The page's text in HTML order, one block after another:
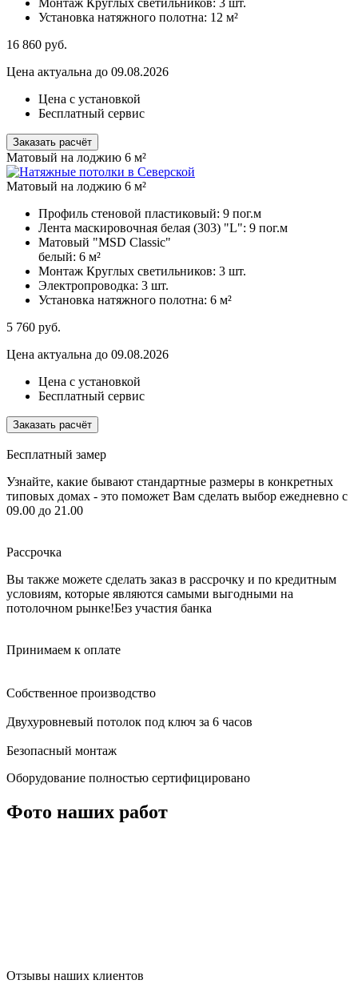
Монтаж Круглых светильников: 3 шт.
Установка натяжного полотна: 12 м²
16 860 руб.
Цена актуальна до 09.08.2026
Цена с установкой
Бесплатный сервис
Заказать расчёт
Матовый на лоджию 6 м²
Матовый на лоджию 6 м²
Профиль стеновой пластиковый: 9 пог.м
Лента маскировочная белая (303) "L": 9 пог.м
Матовый "MSD Classic"
белый: 6 м²
Монтаж Круглых светильников: 3 шт.
Электропроводка: 3 шт.
Установка натяжного полотна: 6 м²
5 760 руб.
Цена актуальна до 09.08.2026
Цена с установкой
Бесплатный сервис
Заказать расчёт
Бесплатный замер
Узнайте, какие бывают стандартные размеры в конкретных
типовых домах - это поможет Вам сделать выбор ежедневно с
09.00 до 21.00
Рассрочка
Вы также можете сделать заказ в рассрочку и по кредитным
условиям, которые являются самыми выгодными на
потолочном рынке!Без участия банка
Принимаем к оплате
Собственное производство
Двухуровневый потолок под ключ за 6 часов
Безопасный монтаж
Оборудование полностью сертифицировано
Фото наших работ
Отзывы наших клиентов